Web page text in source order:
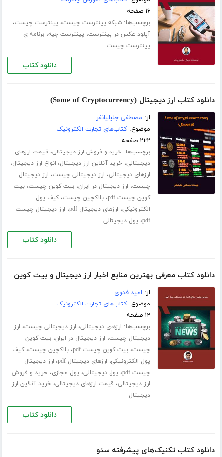
۱۶ صفحه
برچسب‌ها:شبکه پینترست چیست، پینترست چیست،
آپلود عکس در پینترست، پینترست چیه،برنامه ی
پینترست چیست
دانلود کتاب
دانلود کتاب ارز دیجیتال (Some of Cryptocurrency)
از: مصطفی جلیلیانفر
موضوع:کتاب‌های تجارت الکترونیک
۲۲۲ صفحه
برچسب‌ها: خرید و فروش ارز دیجیتالی، قیمت ارزهای
دیجیتالی، خرید آنلاین ارز دیجیتال، انواع ارز دیجیتال،
ارزهای دیجیتالی، ارز دیجیتالی چیست، ارز دیجیتال
چیست، ارز دیجیتال در ایران،بیت کوین چیست،بیت
کوین چیست pdf
،بلاکچین چیست،کیف پول
الکترونیکی، ارزهای دیجیتال pdf ، ارز دیجیتال چیست
pdf، پول دیجیتالی
دانلود کتاب
دانلود کتاب معرفی بهترین منابع اخبار ارز دیجیتال و بیت کوین
از: امید فدوی
موضوع:کتاب‌های تجارت الکترونیک
۱۲ صفحه
برچسب‌ها: ارزهای دیجیتالی، ارز دیجیتالی چیست، ارز
دیجیتال چیست، ارز دیجیتال در ایران،بیت کوین
چیست،بیت کوین چیست pdf ،بلاکچین چیست،کیف
پول الکترونیکی، ارزهای دیجیتال pdf ، ارز دیجیتال
چیست pdf
، پول دیجیتالی، پول مجازی، خرید و فروش
ارز دیجیتالی، قیمت ارزهای دیجیتالی، خرید آنلاین ارز
دیجیتال
دانلود کتاب
دانلود کتاب تکنیک‌های پیشرفته سئو